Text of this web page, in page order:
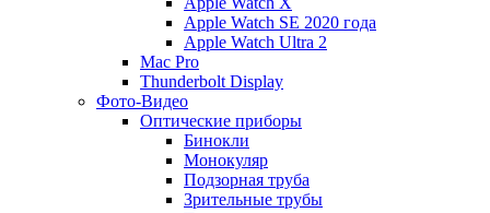
Apple Watch SE 2020 года
Apple Watch Ultra 2
Mac Pro
Thunderbolt Display
Фото-Видео
Оптические приборы
Бинокли
Монокуляр
Подзорная труба
Зрительные трубы